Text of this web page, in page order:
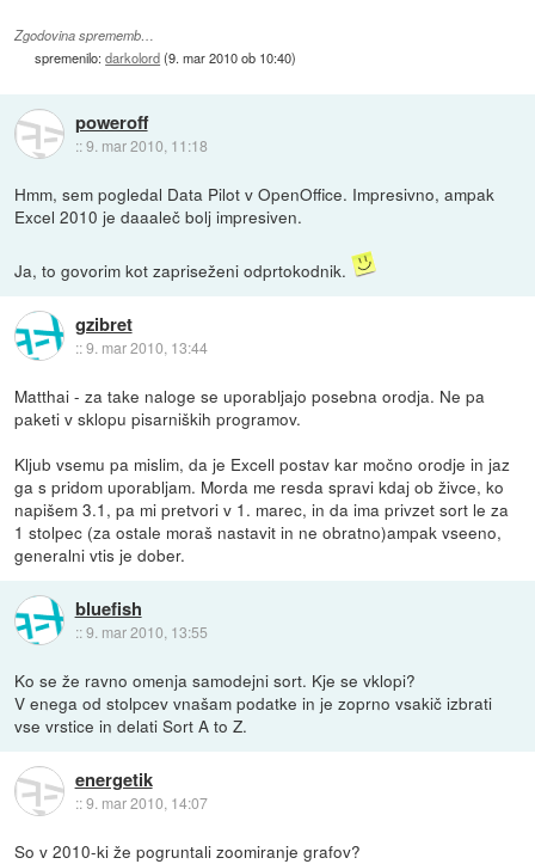
Zgodovina sprememb…
spremenilo:darkolord(9. mar 2010 ob 10:40)
poweroff
::9. mar 2010, 11:18
Hmm, sem pogledal Data Pilot v OpenOffice. Impresivno, ampak
Excel 2010 je daaaleč bolj impresiven.
Ja, to govorim kot zapriseženi odprtokodnik.
gzibret
::9. mar 2010, 13:44
Matthai - za take naloge se uporabljajo posebna orodja. Ne pa
paketi v sklopu pisarniških programov.
Kljub vsemu pa mislim, da je Excell postav kar močno orodje in jaz
ga s pridom uporabljam. Morda me resda spravi kdaj ob živce, ko
napišem 3.1, pa mi pretvori v 1. marec, in da ima privzet sort le za
1 stolpec (za ostale moraš nastavit in ne obratno)ampak vseeno,
generalni vtis je dober.
bluefish
::9. mar 2010, 13:55
Ko se že ravno omenja samodejni sort. Kje se vklopi?
V enega od stolpcev vnašam podatke in je zoprno vsakič izbrati
vse vrstice in delati Sort A to Z.
energetik
::9. mar 2010, 14:07
So v 2010-ki že pogruntali zoomiranje grafov?